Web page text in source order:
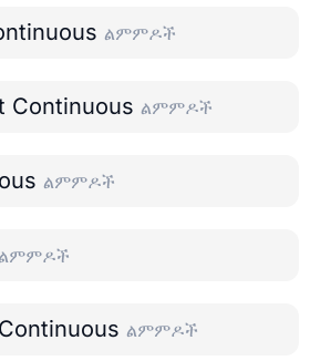
ልምምዶች
Continuous ልምምዶች
ልምምዶች
ልምምዶች